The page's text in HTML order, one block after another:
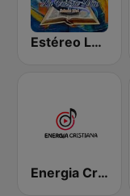
Estéreo La Voz De Dios
Energia Cristiana